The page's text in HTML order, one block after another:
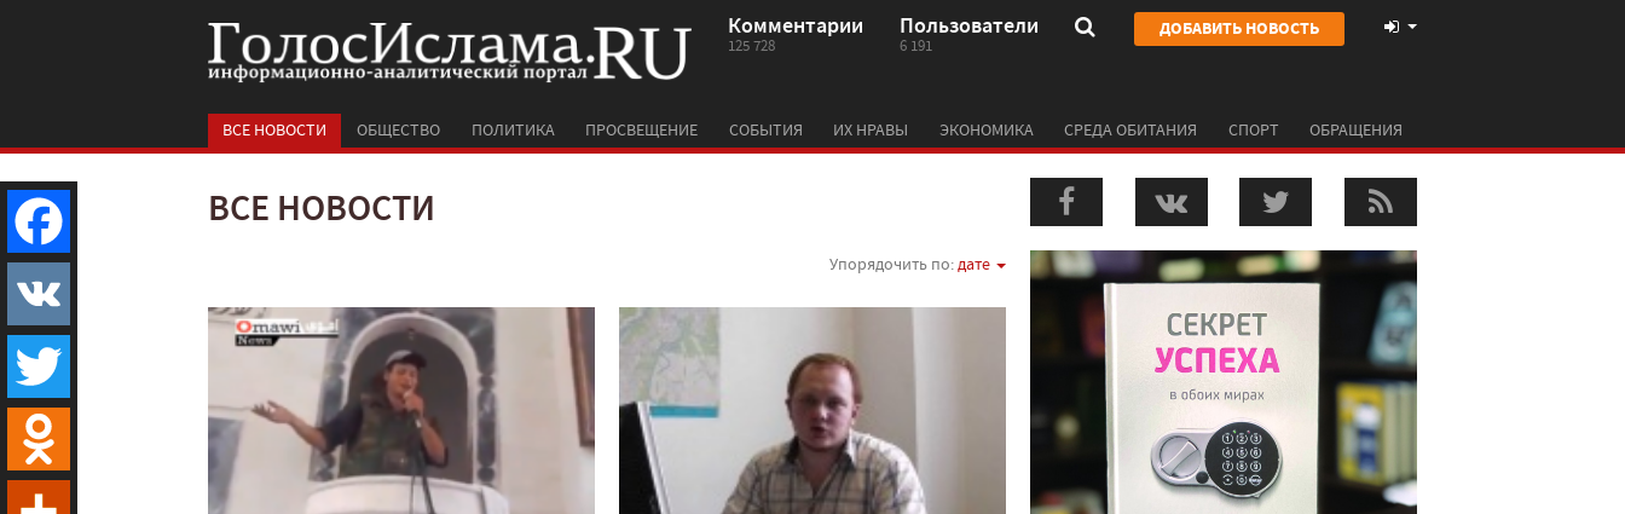
Комментарии
125 728
Пользователи
6 191
ДОБАВИТЬ НОВОСТЬ
ВСЕ НОВОСТИ ОБЩЕСТВО ПОЛИТИКА ПРОСВЕЩЕНИЕ СОБЫТИЯ ИХ НРАВЫ ЭКОНОМИКА СРЕДА ОБИТАНИЯ СПОРТ ОБРАЩЕНИЯ
ВСЕ НОВОСТИ
Упорядочить по:дате
Facebook
VK
Twitter
Odnoklassniki